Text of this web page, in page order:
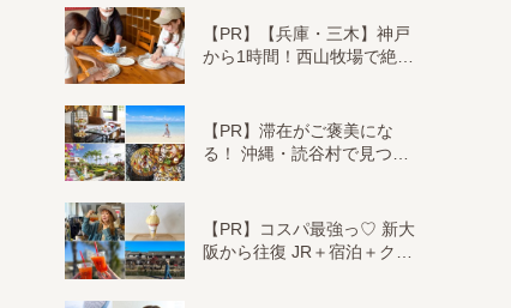
【PR】【兵庫・三木】神戸
から1時間！西山牧場で絶…
【PR】滞在がご褒美にな
る！ 沖縄・読谷村で見つ…
【PR】コスパ最強っ♡ 新大
阪から往復 JR＋宿泊＋ク…